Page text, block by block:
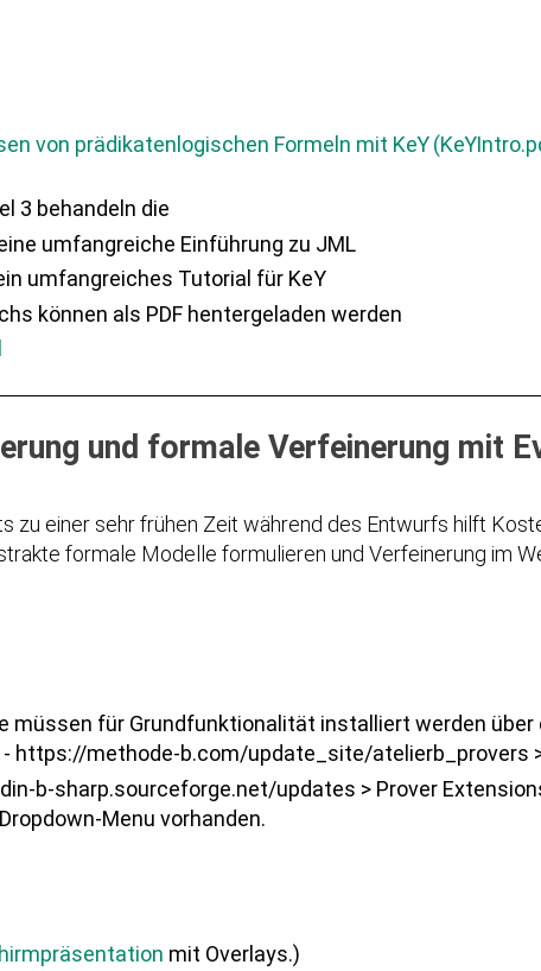
von prädikatenlogischen Formeln mit KeY(KeY
3 behandeln die
umfangreiche Einführung zu JML
umfangreiches Tutorial für KeY
können als PDF hentergeladen werden
und formale Verfeinerung mit
zu einer sehr frühen Zeit während des Entwurfs hilft
formale Modelle formulieren und Verfeinerung im
müssen für Grundfunktionalität installiert werden
- https://methode-b.com/update_site/atelierb_provers
b-sharp.sourceforge.net/updates > Prover
Menu vorhanden.
mit Overlays.)